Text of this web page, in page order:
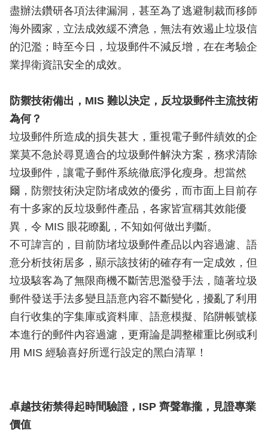
盡辦法鑽研各項法律漏洞，甚至為了逃避制裁而移師
海外國家，立法成效緩不濟急，無法有效遏止垃圾信
的氾濫；時至今日，垃圾郵件不減反增，在在考驗企
業捍衛資訊安全的成效。
防禦技術備出，MIS 難以決定，反垃圾郵件主流技術
為何？
垃圾郵件所造成的損失甚大，重視電子郵件績效的企
業莫不急於尋覓適合的垃圾郵件解決方案，務求清除
垃圾郵件，讓電子郵件系統徹底淨化瘦身。想當然
爾，防禦技術決定防堵成效的優劣，而市面上目前存
有十多家的反垃圾郵件產品，各家皆宣稱其效能優
異，令 MIS 眼花瞭亂，不知如何做出判斷。
不可諱言的，目前防堵垃圾郵件產品以內容過濾、語
意分析技術居多，顯示該技術的確存有一定成效，但
垃圾駭客為了無限商機不斷苦思濫發手法，隨著垃圾
郵件發送手法多變且語意內容不斷變化，擾亂了利用
自行收集的字集庫或資料庫、語意模擬、陷阱帳號樣
本進行的郵件內容過濾，更甭論是調整權重比例或利
用 MIS 經驗喜好所逕行設定的黑白清單！
卓越技術禁得起時間驗證，ISP 齊聲靠攏，見證專業
價值